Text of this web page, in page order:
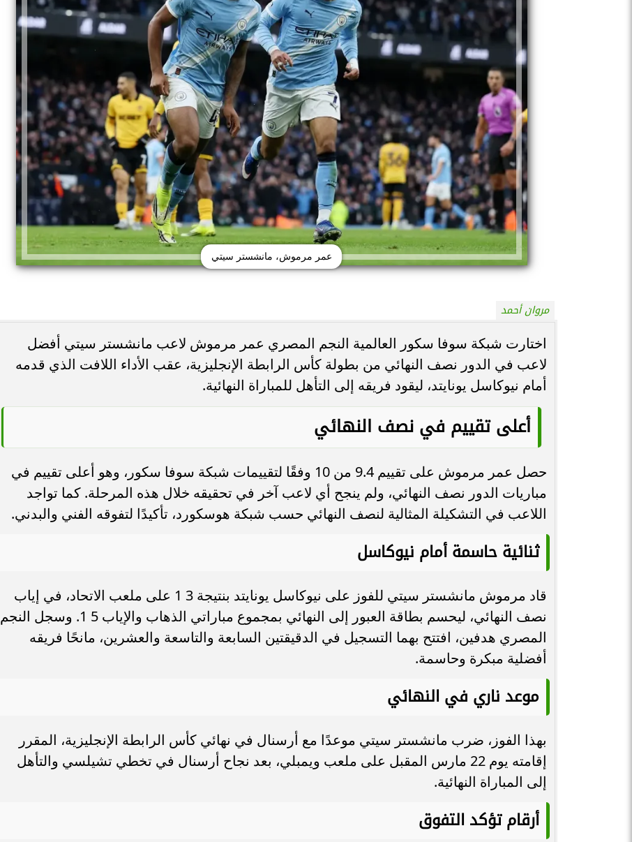
عمر مرموش، مانشستر سيتي
مروان أحمد
اختارت شبكة سوفا سكور العالمية النجم المصري عمر مرموش لاعب مانشستر سيتي أفضل
لاعب في الدور نصف النهائي من بطولة كأس الرابطة الإنجليزية، عقب الأداء اللافت الذي قدمه
أمام نيوكاسل يونايتد، ليقود فريقه إلى التأهل للمباراة النهائية.
أعلى تقييم في نصف النهائي
حصل عمر مرموش على تقييم 9.4 من 10 وفقًا لتقييمات شبكة سوفا سكور، وهو أعلى تقييم في
مباريات الدور نصف النهائي، ولم ينجح أي لاعب آخر في تحقيقه خلال هذه المرحلة. كما تواجد
اللاعب في التشكيلة المثالية لنصف النهائي حسب شبكة هوسكورد، تأكيدًا لتفوقه الفني والبدني.
ثنائية حاسمة أمام نيوكاسل
قاد مرموش مانشستر سيتي للفوز على نيوكاسل يونايتد بنتيجة 3 1 على ملعب الاتحاد، في إياب
نصف النهائي، ليحسم بطاقة العبور إلى النهائي بمجموع مباراتي الذهاب والإياب 5 1. وسجل النجم
المصري هدفين، افتتح بهما التسجيل في الدقيقتين السابعة والتاسعة والعشرين، مانحًا فريقه
أفضلية مبكرة وحاسمة.
موعد ناري في النهائي
بهذا الفوز، ضرب مانشستر سيتي موعدًا مع أرسنال في نهائي كأس الرابطة الإنجليزية، المقرر
إقامته يوم 22 مارس المقبل على ملعب ويمبلي، بعد نجاح أرسنال في تخطي تشيلسي والتأهل
إلى المباراة النهائية.
أرقام تؤكد التفوق